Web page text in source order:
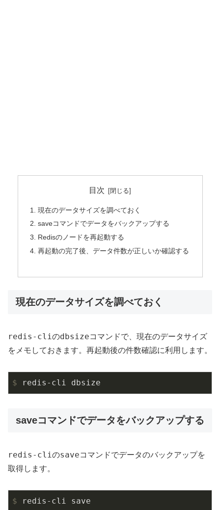
目次
現在のデータサイズを調べておく
saveコマンドでデータをバックアップする
Redisのノードを再起動する
再起動の完了後、データ件数が正しいか確認する
現在のデータサイズを調べておく
redis-cliのdbsizeコマンドで、現在のデータサイズ
をメモしておきます。再起動後の件数確認に利用します。
$ redis-cli dbsize
saveコマンドでデータをバックアップする
redis-cliのsaveコマンドでデータのバックアップを
取得します。
$ redis-cli save